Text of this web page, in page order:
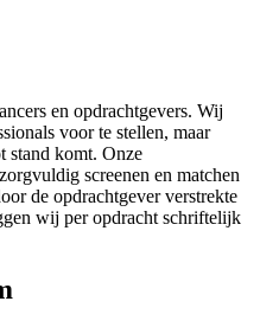
en opdrachtgevers. Wij
voor te stellen, maar
stand komt. Onze
screenen en matchen
de opdrachtgever verstrekte
wij per opdracht schriftelijk